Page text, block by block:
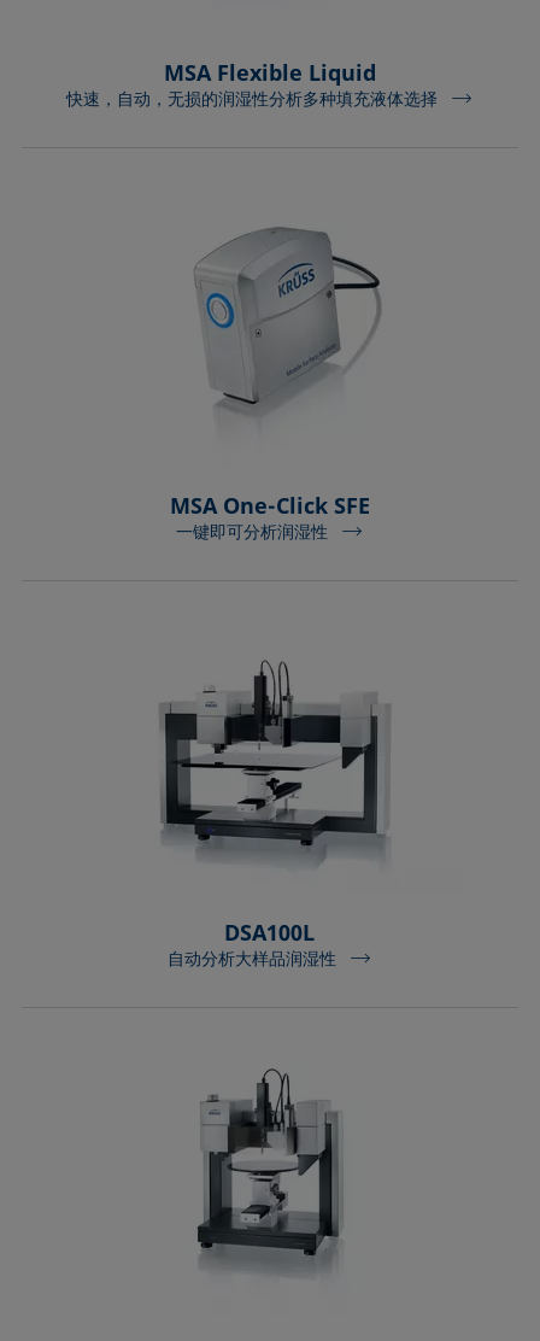
MSA Flexible Liquid
快速，自动，无损的润湿性分析多种填充液体选择
MSA One-Click SFE
一键即可分析润湿性
DSA100L
自动分析大样品润湿性